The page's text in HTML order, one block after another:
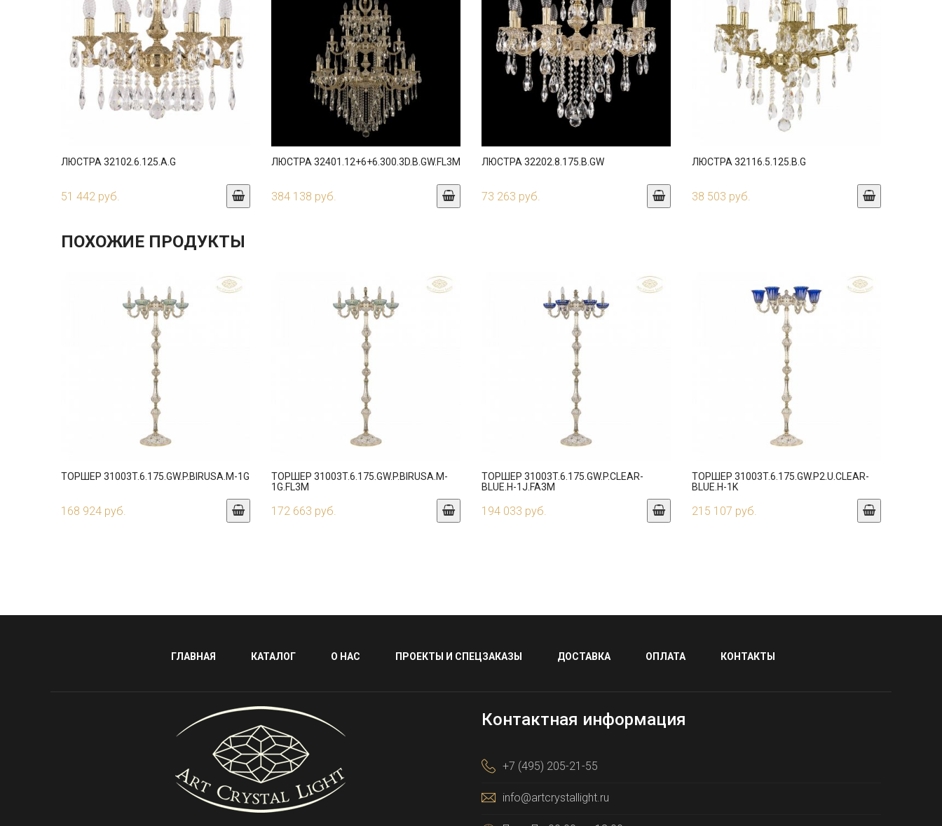
ЛЮСТРА 32102.6.125.A.G
51 442 руб.
ЛЮСТРА 32401.12+6+6.300.3D.B.GW.FL3M
384 138 руб.
ЛЮСТРА 32202.8.175.B.GW
73 263 руб.
ЛЮСТРА 32116.5.125.B.G
38 503 руб.
ПОХОЖИЕ ПРОДУКТЫ
ТОРШЕР 31003T.6.175.GW.P.BIRUSA.M-1G
168 924 руб.
ТОРШЕР 31003T.6.175.GW.P.BIRUSA.M-
1G.FL3M
172 663 руб.
ТОРШЕР 31003T.6.175.GW.P.CLEAR-
BLUE.H-1J.FA3M
194 033 руб.
ТОРШЕР 31003T.6.175.GW.P2.U.CLEAR-
BLUE.H-1K
215 107 руб.
ГЛАВНАЯ КАТАЛОГ О НАС ПРОЕКТЫ И СПЕЦЗАКАЗЫ ДОСТАВКА ОПЛАТА КОНТАКТЫ
Контактная информация
+7 (495) 205-21-55
info@artcrystallight.ru